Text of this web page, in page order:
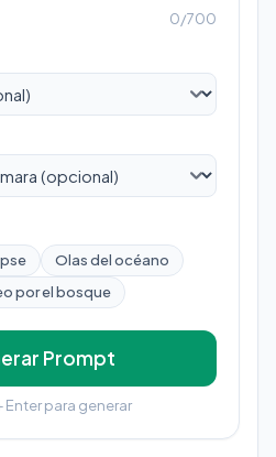
0/700
Olas del océano
por el bosque
Prompt
Enter para generar